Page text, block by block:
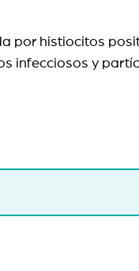
por histiocitos
infecciosos y